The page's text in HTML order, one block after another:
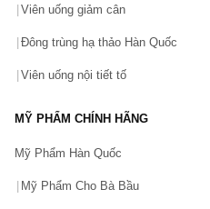
Viên uống giảm cân
Đông trùng hạ thảo Hàn Quốc
Viên uống nội tiết tố
MỸ PHẨM CHÍNH HÃNG
Mỹ Phẩm Hàn Quốc
Mỹ Phẩm Cho Bà Bầu